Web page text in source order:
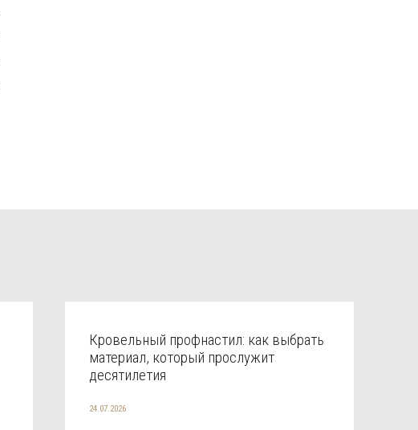
Кровельный профнастил: как выбрать
материал, который прослужит
десятилетия
24.07.2026